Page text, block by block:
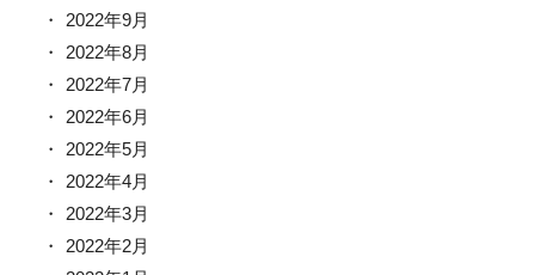
2022年9月
2022年8月
2022年7月
2022年6月
2022年5月
2022年4月
2022年3月
2022年2月